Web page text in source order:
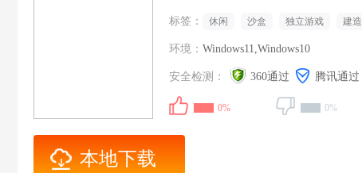
标签： 休闲 沙盒 独立游戏 建造
环境： Windows11,Windows10
安全检测： 360通过 腾讯通过
0% 0%
本地下载